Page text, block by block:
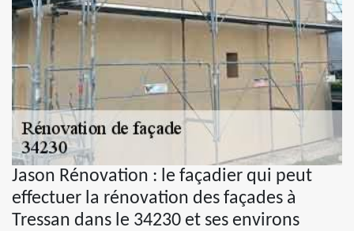
Jason Rénovation : le façadier qui peut
effectuer la rénovation des façades à
Tressan dans le 34230 et ses environs